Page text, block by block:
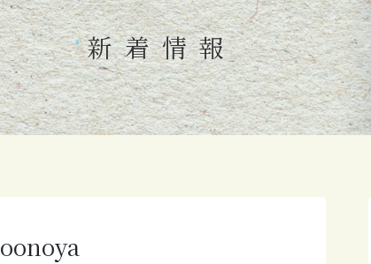
新着情報
oonoya